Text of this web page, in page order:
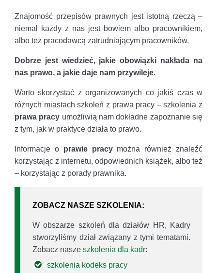
Znajomość przepisów prawnych jest istotną rzeczą –
niemal każdy z nas jest bowiem albo pracownikiem,
albo też pracodawcą zatrudniającym pracowników.
Dobrze jest wiedzieć, jakie obowiązki nakłada na
nas prawo, a jakie daje nam przywileje.
Warto skorzystać z organizowanych co jakiś czas w
różnych miastach szkoleń z prawa pracy – szkolenia z
prawa pracy umożliwią nam dokładne zapoznanie się
z tym, jak w praktyce działa to prawo.
Informacje o prawie pracymożna również znaleźć
korzystając z internetu, odpowiednich książek, albo też
– korzystając z porady prawnika.
ZOBACZ NASZE SZKOLENIA:
W obszarze szkoleń dla działów HR, Kadry
stworzyliśmy dział związany z tymi tematami.
Zobacz nasze szkolenia dla kadr:
szkolenia kodeks pracy